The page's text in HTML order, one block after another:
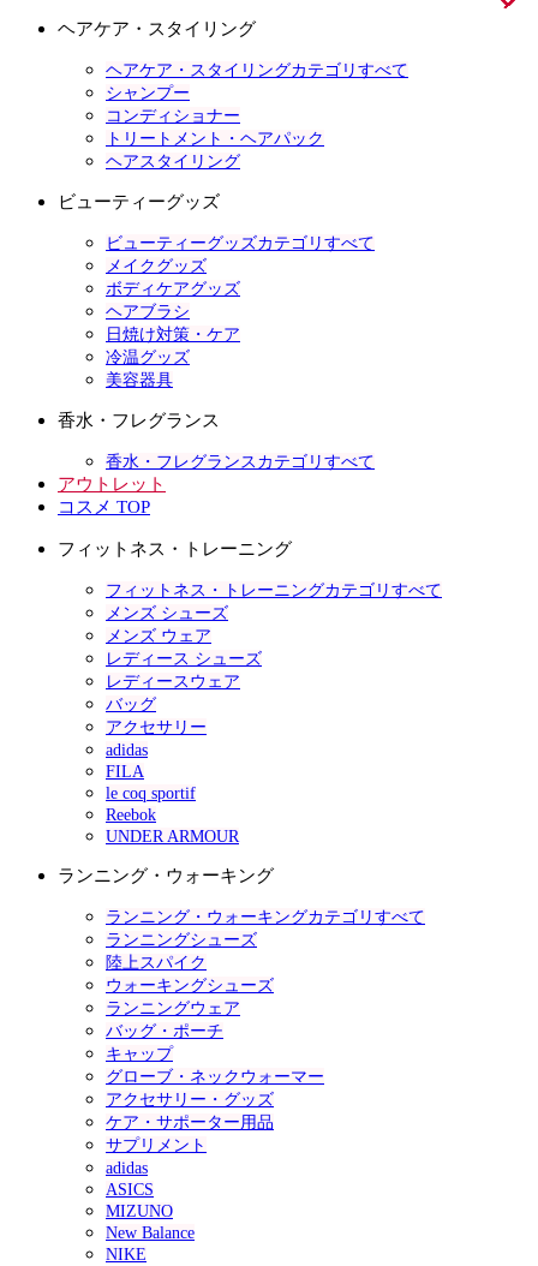
ヘアケア・スタイリング
ヘアケア・スタイリングカテゴリすべて
シャンプー
コンディショナー
トリートメント・ヘアパック
ヘアスタイリング
ビューティーグッズ
ビューティーグッズカテゴリすべて
メイクグッズ
ボディケアグッズ
ヘアブラシ
日焼け対策・ケア
冷温グッズ
美容器具
香水・フレグランス
香水・フレグランスカテゴリすべて
アウトレット
コスメ TOP
フィットネス・トレーニング
フィットネス・トレーニングカテゴリすべて
メンズ シューズ
メンズ ウェア
レディース シューズ
レディースウェア
バッグ
アクセサリー
adidas
FILA
le coq sportif
Reebok
UNDER ARMOUR
ランニング・ウォーキング
ランニング・ウォーキングカテゴリすべて
ランニングシューズ
陸上スパイク
ウォーキングシューズ
ランニングウェア
バッグ・ポーチ
キャップ
グローブ・ネックウォーマー
アクセサリー・グッズ
ケア・サポーター用品
サプリメント
adidas
ASICS
MIZUNO
New Balance
NIKE